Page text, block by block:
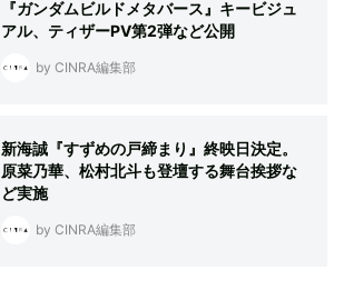
『ガンダムビルドメタバース』キービジュ
アル、ティザーPV第2弾など公開
by CINRA編集部
新海誠『すずめの戸締まり』終映日決定。
原菜乃華、松村北斗も登壇する舞台挨拶な
ど実施
by CINRA編集部